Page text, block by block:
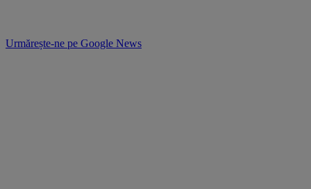
Urmărește-ne pe Google News